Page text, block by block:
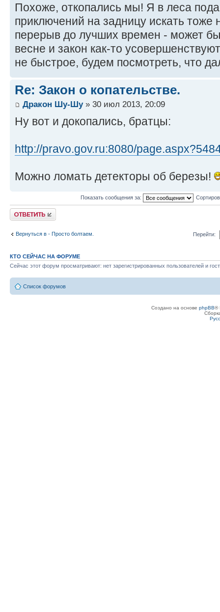
Похоже, откопались мы! Я в леса
приключений на задницу искать тоже
перерыв до лучших времен - может
весне и закон как-то
не быстрое, будем посмотреть, что
Re: Закон о копательстве.
Дракон Шу-Шу» 30 июл 2013, 20:09
Ну вот и докопались, братцы:
http://pravo.gov.ru:8080/
Можно ломать детекторы об березы!
Показать сообщения за:
Ответить
Вернуться в - Просто болтаем. Перейти:
КТО СЕЙЧАС НА ФОРУМЕ
Сейчас этот форум просматривают: нет зарегистрированных пользователей и
Список форумов
Создано на основе phpBB®